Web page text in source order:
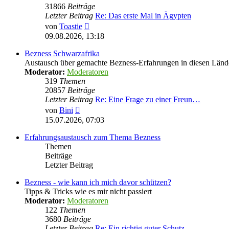
31866 Beiträge
Letzter Beitrag Re: Das erste Mal in Ägypten
von Toastie
Beitrag
09.08.2026, 13:18
Bezness Schwarzafrika
Austausch über gemachte Bezness-Erfahrungen in diesen
Moderator: Moderatoren
319 Themen
20857 Beiträge
Letzter Beitrag Re: Eine Frage zu einer Freun…
von Bini
Beitrag
15.07.2026, 07:03
Erfahrungsaustausch zum Thema Bezness
Themen
Beiträge
Letzter Beitrag
Bezness - wie kann ich mich davor schützen?
Tipps & Tricks wie es mir nicht passiert
Moderator: Moderatoren
122 Themen
3680 Beiträge